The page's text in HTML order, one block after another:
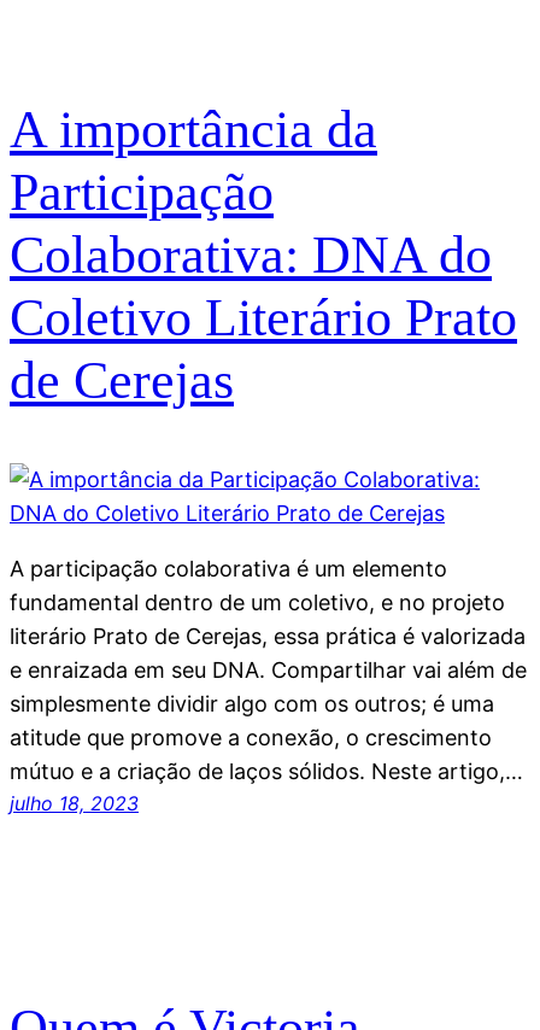
A importância da
Participação
Colaborativa: DNA do
Coletivo Literário Prato
de Cerejas
A participação colaborativa é um elemento
fundamental dentro de um coletivo, e no projeto
literário Prato de Cerejas, essa prática é valorizada
e enraizada em seu DNA. Compartilhar vai além de
simplesmente dividir algo com os outros; é uma
atitude que promove a conexão, o crescimento
mútuo e a criação de laços sólidos. Neste artigo,…
julho 18, 2023